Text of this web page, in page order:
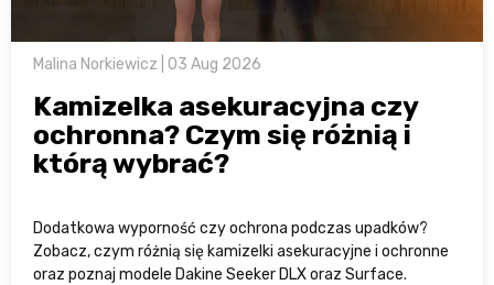
Malina Norkiewicz | 03 Aug 2026
Kamizelka asekuracyjna czy
ochronna? Czym się różnią i
którą wybrać?
Dodatkowa wyporność czy ochrona podczas upadków?
Zobacz, czym różnią się kamizelki asekuracyjne i ochronne
oraz poznaj modele Dakine Seeker DLX oraz Surface.